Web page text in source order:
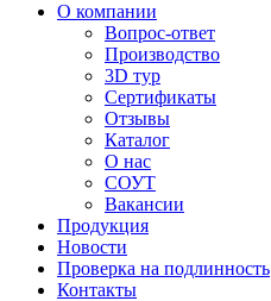
О компании
Вопрос-ответ
Производство
3D тур
Сертификаты
Отзывы
Каталог
О нас
СОУТ
Вакансии
Продукция
Новости
Проверка на подлинность
Контакты